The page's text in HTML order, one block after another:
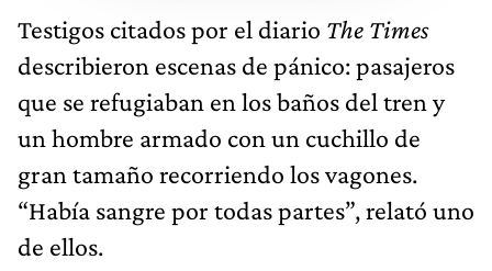
Testigos citados por el diario The Times
describieron escenas de pánico: pasajeros
que se refugiaban en los baños del tren y
un hombre armado con un cuchillo de
gran tamaño recorriendo los vagones.
“Había sangre por todas partes”, relató uno
de ellos.